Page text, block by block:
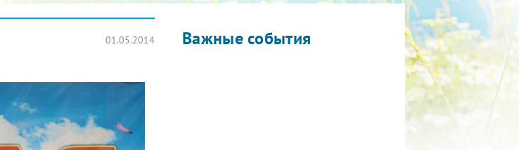
01.05.2014 Важные события